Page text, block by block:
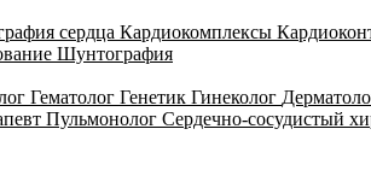
сердца Кардиокомплексы
Шунтография
Гематолог Генетик Гинеколог
Пульмонолог Сердечно-сосудистый